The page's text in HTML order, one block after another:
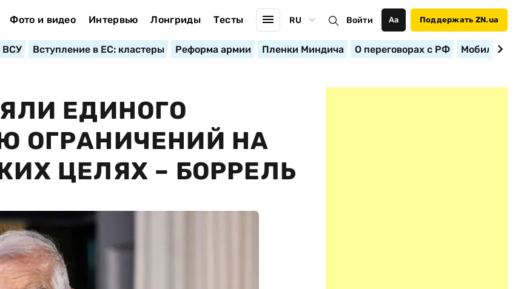
Фото и видео Интервью Лонгриды Тесты RU Войти Аа Поддержать ZN.ua
ВСУ Вступление в ЕС: кластеры Реформа армии Пленки Миндича О переговорах с РФ
ЕДИНОГО
ОГРАНИЧЕНИЙ НА
ЦЕЛЯХ – БОРРЕЛЬ